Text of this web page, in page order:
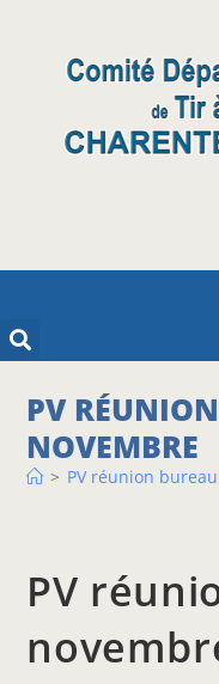
PV
NOVEMBRE
> PV réunion
PV